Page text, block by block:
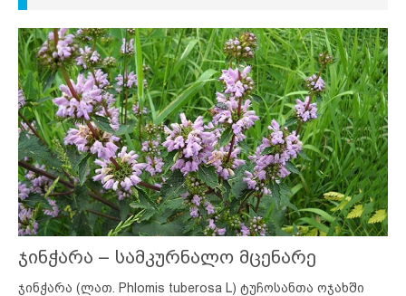
ჯინჭარა – სამკურნალო მცენარე
ჯინჭარა (ლათ. Phlomis tuberosa L) ტუჩოსანთა ოჯახში